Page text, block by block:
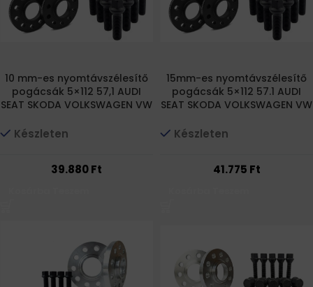
10 mm-es nyomtávszélesítő
pogácsák 5×112 57,1 AUDI
SEAT SKODA VOLKSWAGEN VW
Készleten
39.880Ft
15mm-es nyomtávszélesítő
pogácsák 5×112 57.1 AUDI
SEAT SKODA VOLKSWAGEN VW
Készleten
41.775 Ft